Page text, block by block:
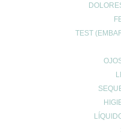
TEST